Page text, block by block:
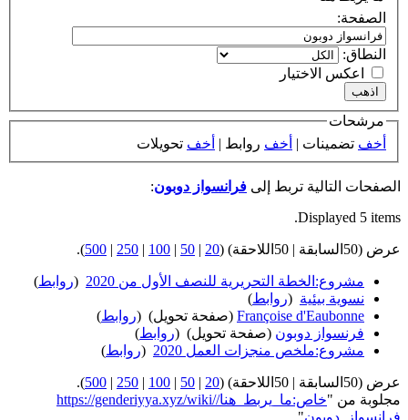
الصفحة:
النطاق:
اعكس الاختيار
مرشحات
أخف تضمينات | أخف روابط | أخف تحويلات
الصفحات التالية تربط إلى فرانسواز دوبون:
Displayed 5 items.
عرض (50السابقة | 50اللاحقة) ( 20
|
50
|
100
|
250
|
500
).
مشروع:الخطة التحريرية للنصف الأول من 2020 (روابط)
نسوية بيئية (روابط)
Françoise d'Eaubonne (صفحة تحويل) ‏ (روابط)
فرنسواز دوبون (صفحة تحويل) ‏ (روابط)
مشروع:ملخص منجزات العمل 2020
(روابط)
عرض (50السابقة | 50اللاحقة) ( 20
|
50
|
100
|
250
|
500
).
مجلوبة من "
https://genderiyya.xyz/wiki/خاص:ما_يربط_هنا/
فرانسواز_دوبون"